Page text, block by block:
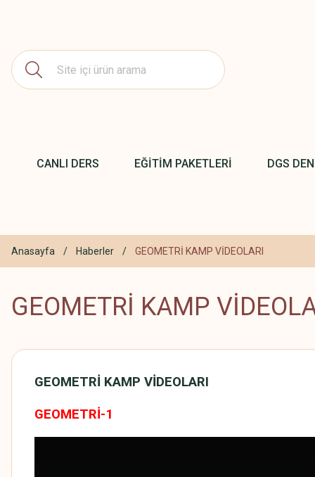
CANLI DERS EĞİTİM PAKETLERİ DGS
Anasayfa Haberler GEOMETRİ KAMP VİDEOLARI
GEOMETRİ KAMP
GEOMETRİ KAMP VİDEOLARI
GEOMETRİ-1